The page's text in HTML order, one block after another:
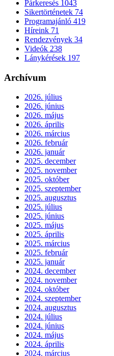
Párkeresés 1043
Sikertörténetek 74
Programajánló 419
Híreink 71
Rendezvények 34
Videók 238
Lánykérések 197
Archívum
2026. július
2026. június
2026. május
2026. április
2026. március
2026. február
2026. január
2025. december
2025. november
2025. október
2025. szeptember
2025. augusztus
2025. július
2025. június
2025. május
2025. április
2025. március
2025. február
2025. január
2024. december
2024. november
2024. október
2024. szeptember
2024. augusztus
2024. július
2024. június
2024. május
2024. április
2024. március